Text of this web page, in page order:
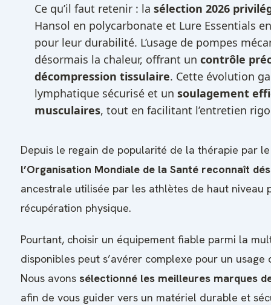
Ce qu’il faut retenir : la sélection 2026
Hansol en polycarbonate et Lure Essentials
pour leur durabilité. L’usage de pompes
désormais la chaleur, offrant un contrôle
décompression tissulaire. Cette évolution
lymphatique sécurisé et un soulagement
musculaires, tout en facilitant l’entretien
Depuis le regain de popularité de la thérapie par
l’Organisation Mondiale de la Santé reconnaît
ancestrale utilisée par les athlètes de haut niveau
récupération physique.
Pourtant, choisir un équipement fiable parmi la
disponibles peut s’avérer complexe pour un
Nous avons sélectionné les meilleures marques
afin de vous guider vers un matériel durable et